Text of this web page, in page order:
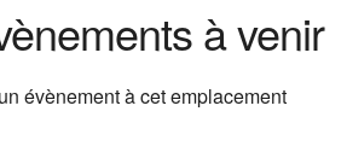
à venir
évènement à cet emplacement